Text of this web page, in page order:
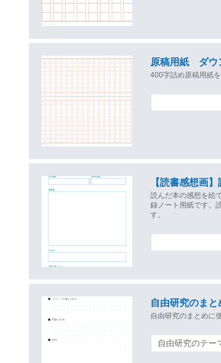
原稿用紙 ダウ
400字詰め原稿用紙
【読書感想画
読んだ本の感想を絵
録ノート用紙です。
す。
自由研究のま
自由研究のまとめに
自由研究のテー